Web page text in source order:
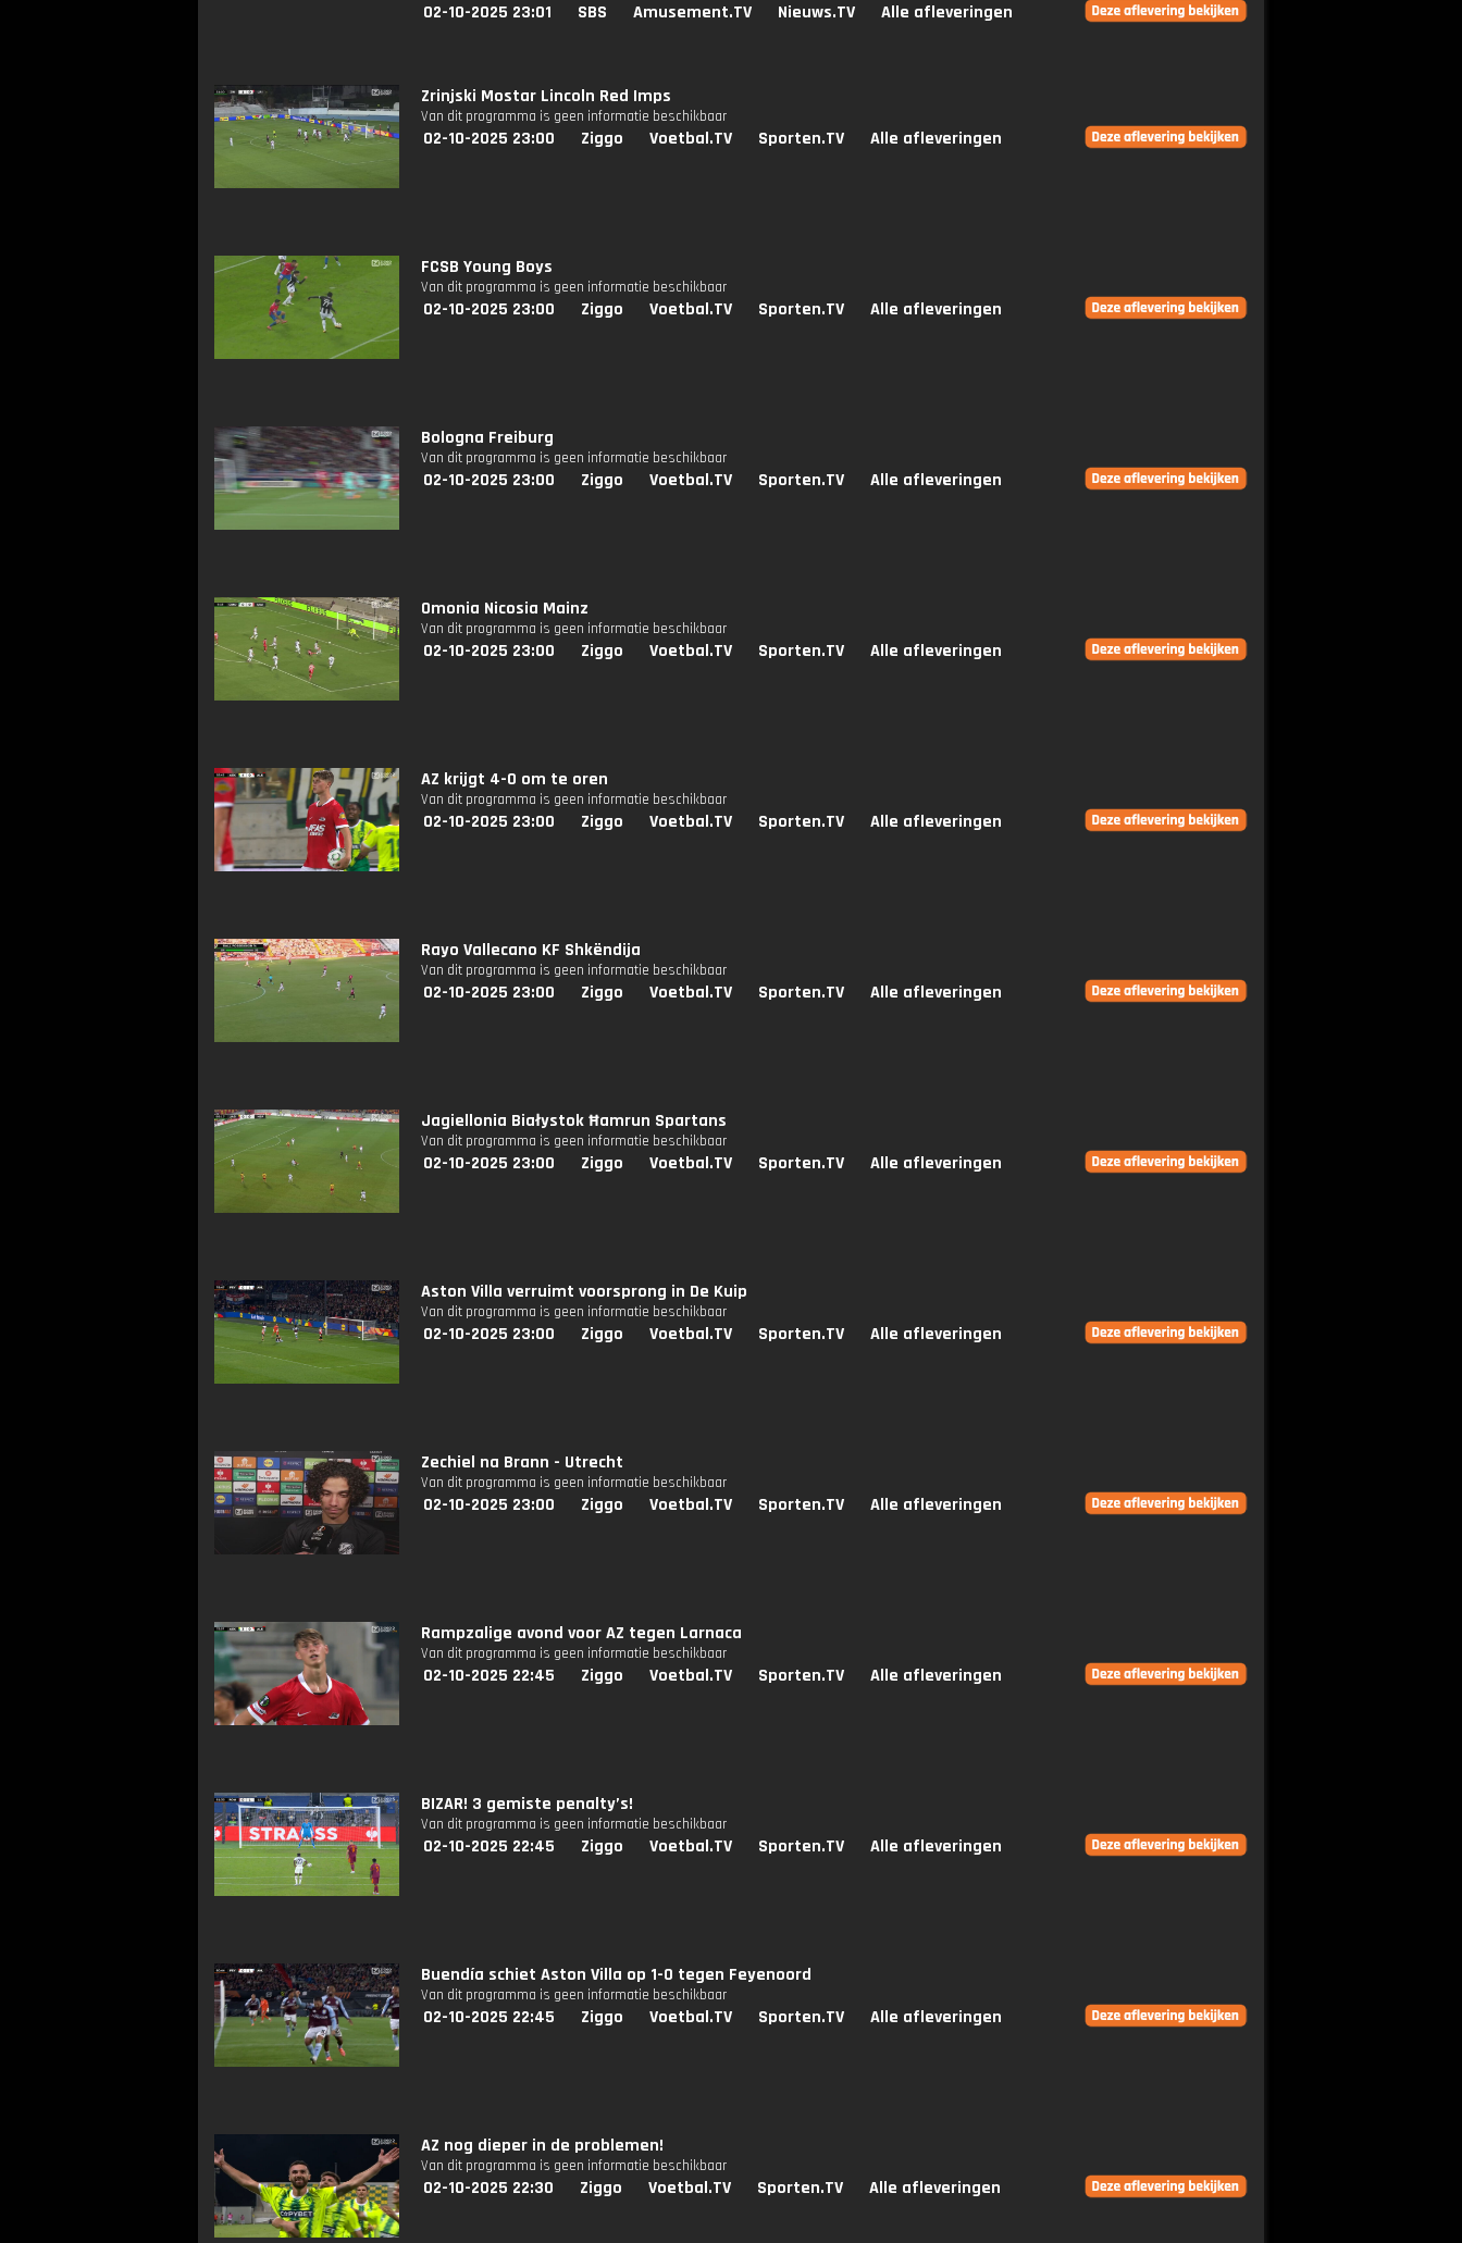
02-10-2025 23:01 SBS Amusement.TV Nieuws.TV Alle afleveringen
Zrinjski Mostar Lincoln Red Imps
Van dit programma is geen informatie beschikbaar
02-10-2025 23:00 Ziggo Voetbal.TV Sporten.TV Alle afleveringen
FCSB Young Boys
Van dit programma is geen informatie beschikbaar
02-10-2025 23:00 Ziggo Voetbal.TV Sporten.TV Alle afleveringen
Bologna Freiburg
Van dit programma is geen informatie beschikbaar
02-10-2025 23:00 Ziggo Voetbal.TV Sporten.TV Alle afleveringen
Omonia Nicosia Mainz
Van dit programma is geen informatie beschikbaar
02-10-2025 23:00 Ziggo Voetbal.TV Sporten.TV Alle afleveringen
AZ krijgt 4-0 om te oren
Van dit programma is geen informatie beschikbaar
02-10-2025 23:00 Ziggo Voetbal.TV Sporten.TV Alle afleveringen
Rayo Vallecano KF Shkëndija
Van dit programma is geen informatie beschikbaar
02-10-2025 23:00 Ziggo Voetbal.TV Sporten.TV Alle afleveringen
Jagiellonia Białystok Ħamrun Spartans
Van dit programma is geen informatie beschikbaar
02-10-2025 23:00 Ziggo Voetbal.TV Sporten.TV Alle afleveringen
Aston Villa verruimt voorsprong in De Kuip
Van dit programma is geen informatie beschikbaar
02-10-2025 23:00 Ziggo Voetbal.TV Sporten.TV Alle afleveringen
Zechiel na Brann - Utrecht
Van dit programma is geen informatie beschikbaar
02-10-2025 23:00 Ziggo Voetbal.TV Sporten.TV Alle afleveringen
Rampzalige avond voor AZ tegen Larnaca
Van dit programma is geen informatie beschikbaar
02-10-2025 22:45 Ziggo Voetbal.TV Sporten.TV Alle afleveringen
BIZAR! 3 gemiste penalty’s!
Van dit programma is geen informatie beschikbaar
02-10-2025 22:45 Ziggo Voetbal.TV Sporten.TV Alle afleveringen
Buendía schiet Aston Villa op 1-0 tegen Feyenoord
Van dit programma is geen informatie beschikbaar
02-10-2025 22:45 Ziggo Voetbal.TV Sporten.TV Alle afleveringen
AZ nog dieper in de problemen!
Van dit programma is geen informatie beschikbaar
02-10-2025 22:30 Ziggo Voetbal.TV Sporten.TV Alle afleveringen